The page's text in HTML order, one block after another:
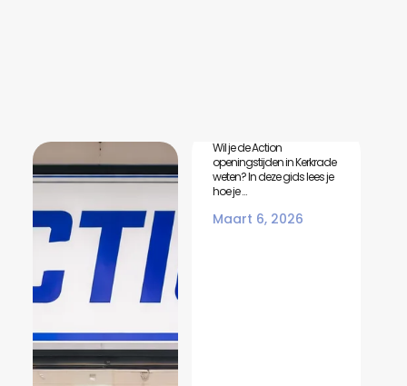
Wil je de Action
openingstijden in Kerkrade
weten? In deze gids lees je
hoe je ...
Maart 6, 2026